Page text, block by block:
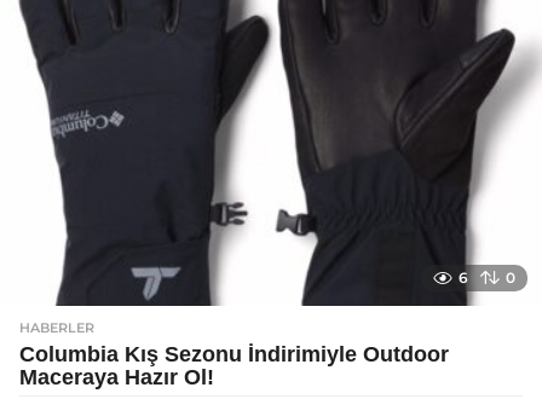
6 0
HABERLER
Columbia Kış Sezonu İndirimiyle Outdoor
Maceraya Hazır Ol!